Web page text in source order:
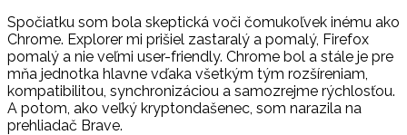
Spočiatku som bola skeptická voči čomukoľvek inému ako
Chrome. Explorer mi prišiel zastaralý a pomalý, Firefox
pomalý a nie veľmi user-friendly. Chrome bol a stále je pre
mňa jednotka hlavne vďaka všetkým tým rozšíreniam,
kompatibilitou, synchronizáciou a samozrejme rýchlosťou.
A potom, ako veľký kryptondašenec, som narazila na
prehliadač Brave.